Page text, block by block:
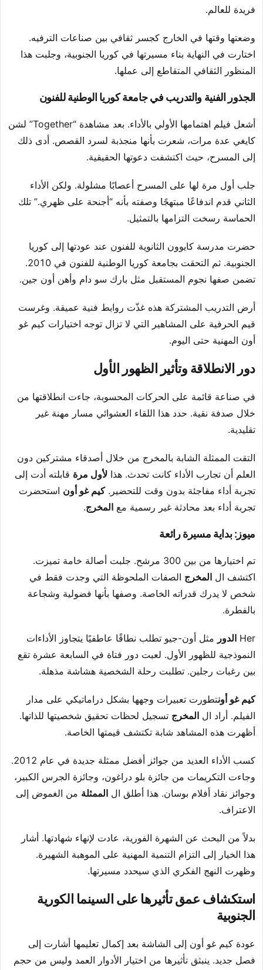
فريدة للعالم.
وضعتها وقتها في الخارج كجسر ثقافي بين صناعات الترفيه.
اختارت في النهاية بناء مسيرتها في كوريا الجنوبية، وجلبت هذا
المنظور الثقافي المتقاطع إلى عملها.
الجذور الفنية والتدريب في جامعة كوريا الوطنية للفنون
أشعل فيلم اهتمامها الأولي بالأداء. بعد مشاهدة “Together” لشن
كايغي عدة مرات، شعرت بأنها منجذبة لسرد القصص. أدى ذلك
إلى المسرح، حيث اكتشفت دعوتها الحقيقية.
جلب أول مرة لها على المسرح أعصابًا مشلولة. ولكن الأداء
الثاني قدم اندفاعًا مبتهجًا وصفته بأنه “أجنحة على ظهري.” تلك
الحماسة رسخت التزامها بالتمثيل.
حضرت مدرسة كايوون الثانوية للفنون عند عودتها إلى كوريا
الجنوبية. ثم التحقت بجامعة كوريا الوطنية للفنون في 2010.
تضمن صفها نجوم المستقبل مثل بارك سو دام وأهن أون جين.
أرض التدريب المشتركة هذه غذّت روابط فنية عميقة. وغرست
قيم الحرفية على المشاهير التي لا تزال توجه اختيارات كيم غو
أون المهنية حتى اليوم.
دور الانطلاقة وتأثير الظهور الأول
في صناعة قائمة على الحركات المحسوبة، جاءت انطلاقتها من
خلال صدفة نقية. حدد هذا اللقاء العشوائي مسار مهنة غير
تقليدية.
التقت الممثلة الشابة بالمخرج من خلال أصدقاء مشتركين دون
العلم أن تجارب الأداء كانت تحدث. هذا لأول مرة قابلته أدت إلى
تجربة أداء مفاجئة بدون وقت للتحضير.كيم غو أون استحضرت
تجربة أداء بعد محادثة غير رسمية مع المخرج.
ميوز: بداية مسيرة رائعة
تم اختيارها من بين 300 مرشح. جلبت أصالة خامة تميزت.
اكتشف ال المخرج الصفات الملحوظة التي وجدت فقط في
شخص لا يدرك قدراته الخاصة. وصفها بأنها فضولية وشجاعة
بالفطرة.
Her الدور مثل أون-جيو تطلب نطاقًا عاطفيًا يتجاوز الأداءات
النموذجية للظهور الأول. لعبت دور فتاة في السابعة عشرة تقع
بين رغبات رجلين. تطلبت رحلة الشخصية هشاشة مذهلة.
كيم غو أونتطورت تعبيرات وجهها بشكل دراماتيكي على مدار
الفيلم. أراد ال المخرج تسجيل لحظات تحقيق شخصيتها للذاتها.
أظهرت هذه المشاهد شابة تكتشف قيمتها الخاصة.
كسب الأداء العديد من جوائز أفضل ممثلة جديدة في عام 2012.
وجاءت التكريمات من جائزة بلو دراغون، وجائزة الجرس الكبير،
وجوائز نقاد أفلام بوسان. هذا أطلق ال الممثلة من الغموض إلى
الاعتراف.
بدلاً من البحث عن الشهرة الفورية، عادت لإنهاء شهادتها. أشار
هذا الخيار إلى التزام التنمية المهنية على الموهبة الشهيرة.
وظهرت النهج الفكري الذي سيحدد مسيرتها.
استكشاف عمق تأثيرها على السينما الكورية
الجنوبية
عودة كيم غو أون إلى الشاشة بعد إكمال تعليمها أشارت إلى
فصل جديد. ينبثق تأثيرها من اختيار الأدوار العمد وليس من حجم